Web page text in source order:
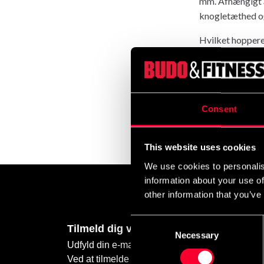
Consent
This website uses cookies
We use cookies to
information about your use
other information that
Necessary
knogletæthed
Hvilket
stilarter.
hvordan man
Tilmeld dig vores nyhedsbrev
Udfyld din e-mailadresse, så modtager du
Ved at tilmelde dig vores nyhedsbrev